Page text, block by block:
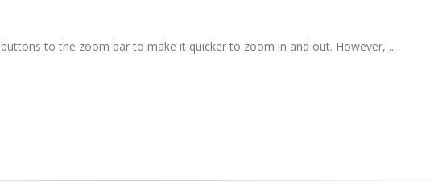
buttons to the zoom bar to make it quicker to zoom in and out. However, ...